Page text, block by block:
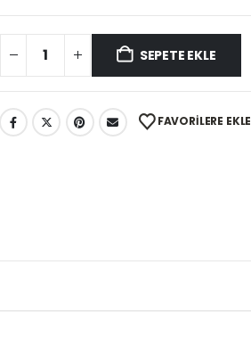
SEPETE EKLE
FAVORILERE EKLE